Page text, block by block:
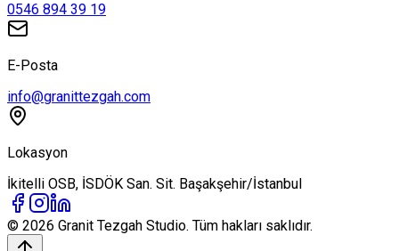
0546 894 39 19
E-Posta
info@granittezgah.com
Lokasyon
İkitelli OSB, İSDÖK San. Sit. Başakşehir/İstanbul
© 2026 Granit Tezgah Studio. Tüm hakları saklıdır.